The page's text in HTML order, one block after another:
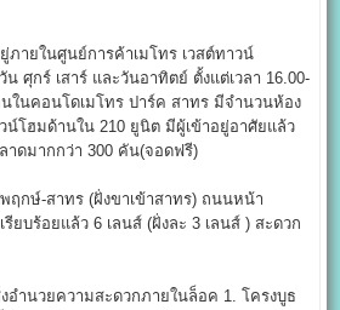
ายในศูนย์การค้าเมโทร เวสต์ทาวน์
ศุกร์ เสาร์ และวันอาทิตย์ ตั้งแต่เวลา 16.00-
นคอนโดเมโทร ปาร์ค สาทร มีจำนวนห้อง
น์โฮมด้านใน 210 ยูนิต มีผู้เข้าอยู่อาศัยแล้ว
าดมากกว่า 300 คัน(จอดฟรี)
กษ์-สาทร (ฝั่งขาเข้าสาทร) ถนนหน้า
รียบร้อยแล้ว 6 เลนส์ (ฝั่งละ 3 เลนส์ ) สะดวก
ำนวยความสะดวกภายในล็อค 1. โครงบูธ